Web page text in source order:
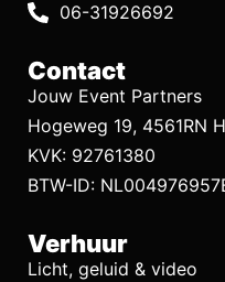
06-31926692
Contact
Jouw Event Partners
Hogeweg 19, 4561RN
KVK: 92761380
BTW-ID:
Verhuur
Licht, geluid & video